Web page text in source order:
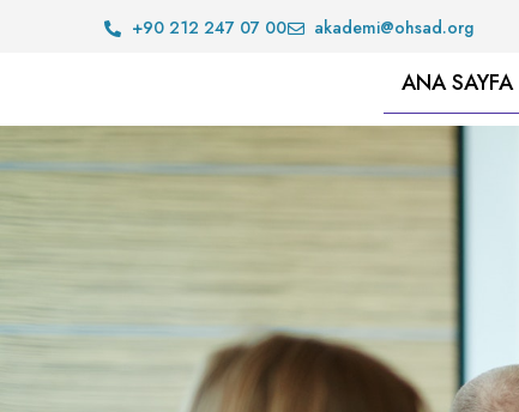
+90 212 247 07 00 akademi@ohsad.org
ANA SAYFA